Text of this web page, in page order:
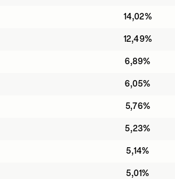
14,02%
12,49%
6,89%
6,05%
5,76%
5,23%
5,14%
5,01%